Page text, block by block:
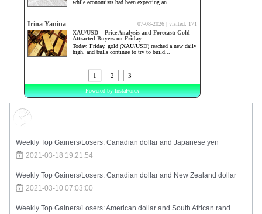
Weekly Top Gainers/Losers: Canadian dollar and Japanese yen
2021-03-18 19:21:54
Weekly Top Gainers/Losers: Canadian dollar and New Zealand dollar
2021-03-10 07:03:00
Weekly Top Gainers/Losers: American dollar and South African rand